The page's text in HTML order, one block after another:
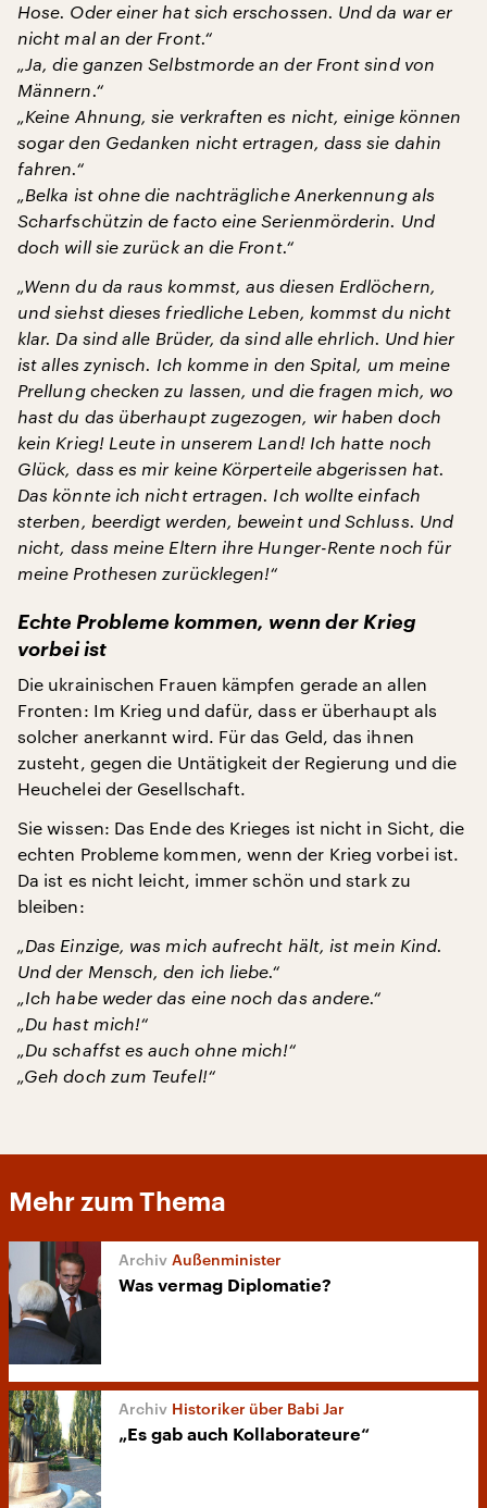
Hose. Oder einer hat sich erschossen. Und da war er
nicht mal an der Front.“
„Ja, die ganzen Selbstmorde an der Front sind von
Männern.“
„Keine Ahnung, sie verkraften es nicht, einige können
sogar den Gedanken nicht ertragen, dass sie dahin
fahren.“
„Belka ist ohne die nachträgliche Anerkennung als
Scharfschützin de facto eine Serienmörderin. Und
doch will sie zurück an die Front.“
„Wenn du da raus kommst, aus diesen Erdlöchern,
und siehst dieses friedliche Leben, kommst du nicht
klar. Da sind alle Brüder, da sind alle ehrlich. Und hier
ist alles zynisch. Ich komme in den Spital, um meine
Prellung checken zu lassen, und die fragen mich, wo
hast du das überhaupt zugezogen, wir haben doch
kein Krieg! Leute in unserem Land! Ich hatte noch
Glück, dass es mir keine Körperteile abgerissen hat.
Das könnte ich nicht ertragen. Ich wollte einfach
sterben, beerdigt werden, beweint und Schluss. Und
nicht, dass meine Eltern ihre Hunger-Rente noch für
meine Prothesen zurücklegen!“
Echte Probleme kommen, wenn der Krieg
vorbei ist
Die ukrainischen Frauen kämpfen gerade an allen
Fronten: Im Krieg und dafür, dass er überhaupt als
solcher anerkannt wird. Für das Geld, das ihnen
zusteht, gegen die Untätigkeit der Regierung und die
Heuchelei der Gesellschaft.
Sie wissen: Das Ende des Krieges ist nicht in Sicht, die
echten Probleme kommen, wenn der Krieg vorbei ist.
Da ist es nicht leicht, immer schön und stark zu
bleiben:
„Das Einzige, was mich aufrecht hält, ist mein Kind.
Und der Mensch, den ich liebe.“
„Ich habe weder das eine noch das andere.“
„Du hast mich!“
„Du schaffst es auch ohne mich!“
„Geh doch zum Teufel!“
Mehr zum Thema
Außenminister
Was vermag Diplomatie?
Historiker über Babi Jar
„Es gab auch Kollaborateure“